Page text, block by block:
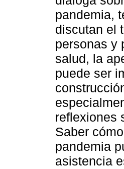
pandemia,
discutan el
personas y
salud, la
puede ser
reflexiones
Saber
pandemia
asistencia